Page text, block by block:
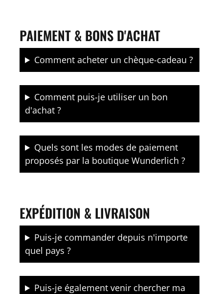
PAIEMENT & BONS D'ACHAT
Comment acheter un chèque-cadeau ?
Comment puis-je utiliser un bon
d'achat ?
Quels sont les modes de paiement
proposés par la boutique Wunderlich ?
EXPÉDITION & LIVRAISON
Puis-je commander depuis n'importe
quel pays ?
Puis-je également venir chercher ma